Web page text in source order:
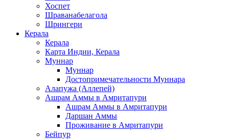
Хоспет
Шраванабелагола
Шрингери
Керала
Керала
Карта Индии, Керала
Муннар
Муннар
Достопримечательности Муннара
Алапужа (Аллепей)
Ашрам Аммы в Амритапури
Ашрам Аммы в Амритапури
Даршан Аммы
Проживание в Амритапури
Бейпур